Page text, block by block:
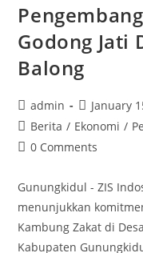
Godong Jati
Balong
admin
January
Berita / Ekonomi /
0 Comments
Gunungkidul - ZIS
menunjukkan
Kambung Zakat di
Kabupaten